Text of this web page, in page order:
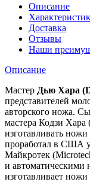
Описание
Доставка
Отзывы
Наши
Описание
Мастер Дью Хара
представителей
авторского ножа.
мастера Кодзи
изготавливать
проработал в США
Майкротек
и
изготавливает